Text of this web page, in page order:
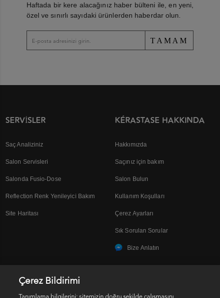
Haftada bir kere alacağınız haber bülteni ile, en yeni,
özel ve sınırlı sayıdaki ürünlerden haberdar olun.
TAMAM
SERVISLER
Saç Analiziniz
Salon Servisleri
Salonda Fusio-Dose
Reflection Renk Yenileyici Bakım
Site Haritası
KÉRASTASE HAKKINDA
Hakkımızda
Saçınız için bakım
Salon Bulun
Kullanım Koşulları
Çerez Ayarları
Sık Sorulan Sorular
Bize Anlatın
SOSYAL MEDYA
Çerez Bildirimi
Tanımlama bilgilerini; sitemizin doğru şekilde çalışmasını